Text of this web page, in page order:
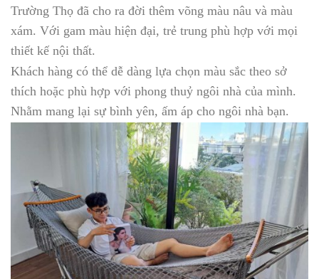
Trường Thọ đã cho ra đời thêm võng màu nâu và màu
xám. Với gam màu hiện đại, trẻ trung phù hợp với mọi
thiết kế nội thất.
Khách hàng có thể dễ dàng lựa chọn màu sắc theo sở
thích hoặc phù hợp với phong thuỷ ngôi nhà của mình.
Nhằm mang lại sự bình yên, ấm áp cho ngôi nhà bạn.